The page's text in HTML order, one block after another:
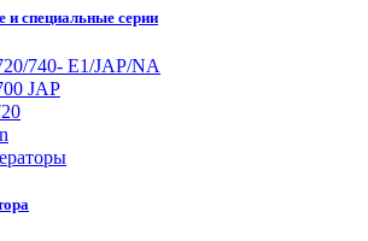
и специальные серии
740- E1/JAP/NA
JAP